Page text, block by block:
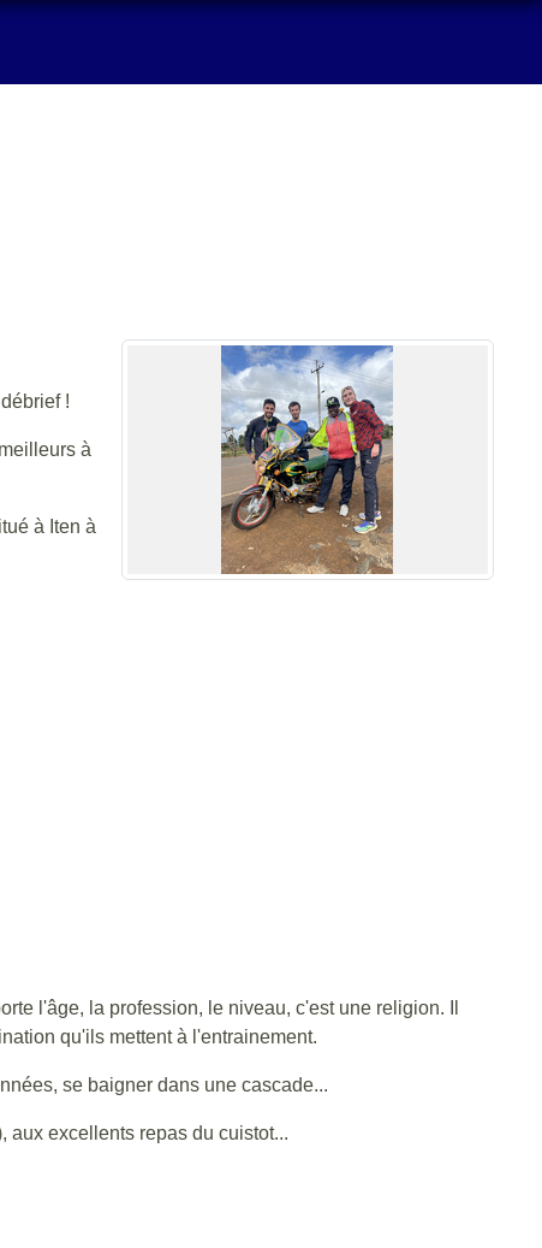
!
à
à Iten à
l'âge, la profession, le niveau, c'est une religion. Il
qu'ils mettent à l'entrainement.
se baigner dans une cascade...
aux excellents repas du cuistot...